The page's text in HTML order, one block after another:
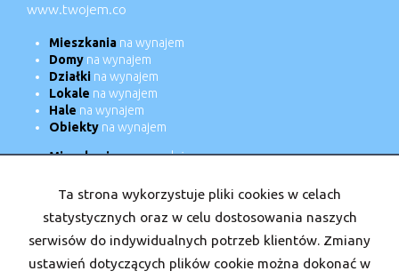
www.twojem.co
Mieszkania na wynajem
Domy na wynajem
Działki na wynajem
Lokale na wynajem
Hale na wynajem
Obiekty na wynajem
Mieszkaniana sprzedaż
Działkina sprzedaż
Halena sprzedaż
Obiektyna sprzedaż
Ta strona wykorzystuje pliki cookies w celach
statystycznych oraz w celu dostosowania naszych
serwisów do indywidualnych potrzeb klientów. Zmiany
ustawień dotyczących plików cookie można dokonać w